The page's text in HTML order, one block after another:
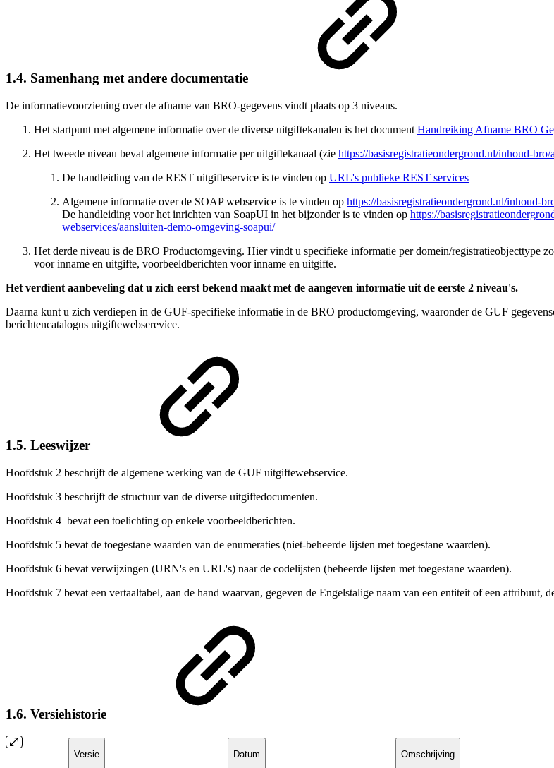
1.4. Samenhang met andere documentatie
De informatievoorziening over de afname van BRO-gegevens vindt plaats op 3 niveaus.
Het startpunt met algemene informatie over de diverse uitgiftekanalen is het document Handreiking Afname BRO
Het tweede niveau bevat algemene informatie per uitgiftekanaal (zie https://basisregistratieondergrond.nl/inhoud-
De handleiding van de REST uitgifteservice is te vinden op URL's publieke REST services
Algemene informatie over de SOAP webservice is te vinden op https://basisregistratieondergrond.nl/inhoud-
De handleiding voor het inrichten van SoapUI in het bijzonder is te vinden op https://
webservices/aansluiten-demo-omgeving-soapui/
Het derde niveau is de BRO Productomgeving. Hier vindt u specifieke informatie per domein/registratieobjecttype
voor inname en uitgifte, voorbeeldberichten voor inname en uitgifte.
Het verdient aanbeveling dat u zich eerst bekend maakt met de aangeven informatie uit de eerste 2 niveau's.
Daarna kunt u zich verdiepen in de GUF-specifieke informatie in de BRO productomgeving, waaronder de GUF
berichtencatalogus uitgiftewebserevice.
1.5. Leeswijzer
Hoofdstuk 2 beschrijft de algemene werking van de GUF uitgiftewebservice.
Hoofdstuk 3 beschrijft de structuur van de diverse uitgiftedocumenten.
Hoofdstuk 4 bevat een toelichting op enkele voorbeeldberichten.
Hoofdstuk 5 bevat de toegestane waarden van de enumeraties (niet-beheerde lijsten met toegestane waarden).
Hoofdstuk 6 bevat verwijzingen (URN's en URL's) naar de codelijsten (beheerde lijsten met toegestane waarden).
Hoofdstuk 7 bevat een vertaaltabel, aan de hand waarvan, gegeven de Engelstalige naam van een entiteit of een attribuut,
1.6. Versiehistorie
Versie Datum Omschrijving